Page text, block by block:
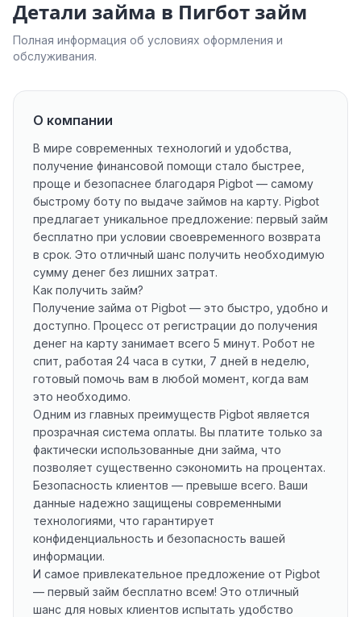
Детали займа в Пигбот займ
Полная информация об условиях оформления и
обслуживания.
О компании
В мире современных технологий и удобства,
получение финансовой помощи стало быстрее,
проще и безопаснее благодаря Pigbot — самому
быстрому боту по выдаче займов на карту. Pigbot
предлагает уникальное предложение: первый займ
бесплатно при условии своевременного возврата
в срок. Это отличный шанс получить необходимую
сумму денег без лишних затрат.
Как получить займ?
Получение займа от Pigbot — это быстро, удобно и
доступно. Процесс от регистрации до получения
денег на карту занимает всего 5 минут. Робот не
спит, работая 24 часа в сутки, 7 дней в неделю,
готовый помочь вам в любой момент, когда вам
это необходимо.
Одним из главных преимуществ Pigbot является
прозрачная система оплаты. Вы платите только за
фактически использованные дни займа, что
позволяет существенно сэкономить на процентах.
Безопасность клиентов — превыше всего. Ваши
данные надежно защищены современными
технологиями, что гарантирует
конфиденциальность и безопасность вашей
информации.
И самое привлекательное предложение от Pigbot
— первый займ бесплатно всем! Это отличный
шанс для новых клиентов испытать удобство